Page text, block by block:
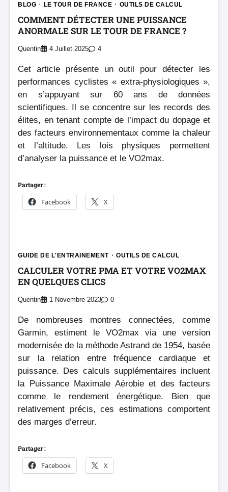
BLOG LE TOUR DE FRANCE OUTILS DE CALCUL
COMMENT DÉTECTER UNE PUISSANCE
ANORMALE SUR LE TOUR DE FRANCE ?
Quentin 4 Juillet 2025 4
Cet article présente un outil pour détecter les
performances cyclistes « extra-physiologiques »,
en s’appuyant sur 60 ans de données
scientifiques. Il se concentre sur les records des
élites, en tenant compte de l’impact du dopage et
des facteurs environnementaux comme la chaleur
et l’altitude. Les lois physiques permettent
d’analyser la puissance et le VO2max.
Partager :
Facebook X
GUIDE DE L'ENTRAINEMENT OUTILS DE CALCUL
CALCULER VOTRE PMA ET VOTRE VO2MAX
EN QUELQUES CLICS
Quentin 1 Novembre 2023 0
De nombreuses montres connectées, comme
Garmin, estiment le VO2max via une version
modernisée de la méthode Astrand de 1954, basée
sur la relation entre fréquence cardiaque et
puissance. Des calculs supplémentaires incluent
la Puissance Maximale Aérobie et des facteurs
comme le rendement énergétique. Bien que
relativement précis, ces estimations comportent
des marges d’erreur.
Partager :
Facebook X